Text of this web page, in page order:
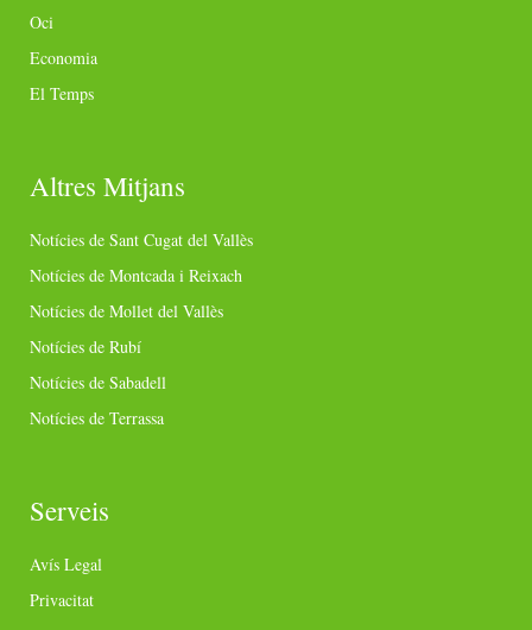
Oci
Economia
El Temps
Altres Mitjans
Notícies de Sant Cugat del Vallès
Notícies de Montcada i Reixach
Notícies de Mollet del Vallès
Notícies de Rubí
Notícies de Sabadell
Notícies de Terrassa
Serveis
Avís Legal
Privacitat